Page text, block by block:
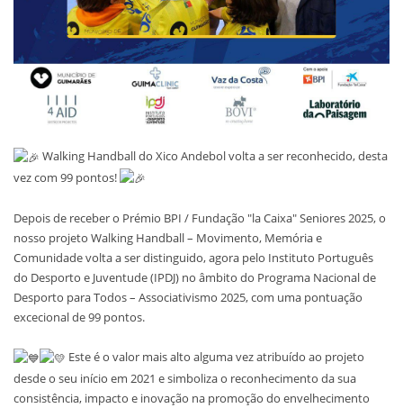
Walking Handball do Xico Andebol volta a ser reconhecido, desta
vez com 99 pontos!
Depois de receber o Prémio BPI / Fundação "la Caixa" Seniores 2025, o
nosso projeto Walking Handball – Movimento, Memória e
Comunidade volta a ser distinguido, agora pelo Instituto Português
do Desporto e Juventude (IPDJ) no âmbito do Programa Nacional de
Desporto para Todos – Associativismo 2025, com uma pontuação
excecional de 99 pontos.
Este é o valor mais alto alguma vez atribuído ao projeto
desde o seu início em 2021 e simboliza o reconhecimento da sua
consistência, impacto e inovação na promoção do envelhecimento